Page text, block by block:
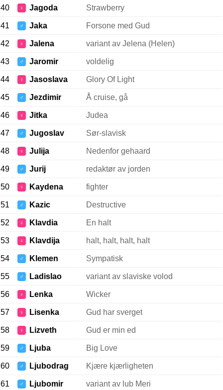
40 ♀ Jagoda Strawberry
41 ♂ Jaka Forsone med Gud
42 ♀ Jalena variant av Jelena (Helen)
43 ♂ Jaromir voldelig
44 ♀ Jasoslava Glory Of Light
45 ♂ Jezdimir Å cruise, gå
46 ♀ Jitka Judea
47 ♂ Jugoslav Sør-slavisk
48 ♀ Julija Nedenfor gehaard
49 ♂ Jurij redaktør av jorden
50 ♀ Kaydena fighter
51 ♂ Kazic Destructive
52 ♀ Klavdia En halt
53 ♀ Klavdija halt, halt, halt, halt
54 ♂ Klemen Sympatisk
55 ♂ Ladislao variant av slaviske volod
56 ♀ Lenka Wicker
57 ♀ Lisenka Gud har sverget
58 ♀ Lizveth Gud er min ed
59 ♂ Ljuba Big Love
60 ♂ Ljubodrag Kjære kjærligheten
61 ♂ Ljubomir variant av lub Meri